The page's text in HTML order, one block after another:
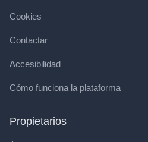
Cookies
Contactar
Accesibilidad
Cómo funciona la plataforma
Propietarios